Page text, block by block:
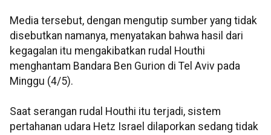
Media tersebut, dengan mengutip sumber yang tidak
disebutkan namanya, menyatakan bahwa hasil dari
kegagalan itu mengakibatkan rudal Houthi
menghantam Bandara Ben Gurion di Tel Aviv pada
Minggu (4/5).
Saat serangan rudal Houthi itu terjadi, sistem
pertahanan udara Hetz Israel dilaporkan sedang tidak